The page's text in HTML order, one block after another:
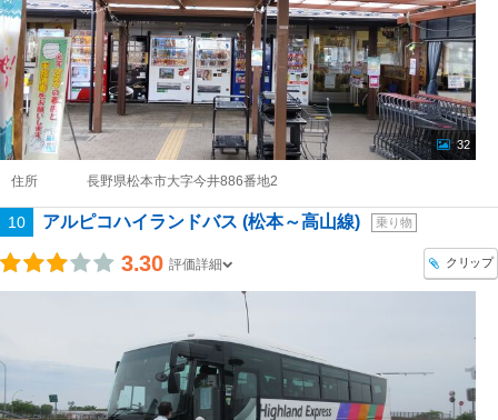
32
住所 長野県松本市大字今井886番地2
10 アルピコハイランドバス (松本～高山線) 乗り物
3.30 評価詳細 クリップ